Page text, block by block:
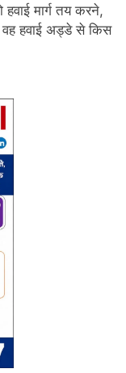
मार्ग तय करने,
हवाई अड्डे से किस